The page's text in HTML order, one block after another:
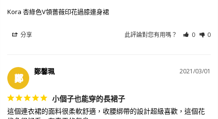
Kora 杏綠色V領薔薇印花過膝連身裙
分享 此評論對您有用嗎？ 0 0
鄭
2021/03/01
鄭馨珮
小個子也能穿的長裙子
這個連衣裙的面料很柔軟舒適，收腰綁帶的設計超級喜歡，這個花